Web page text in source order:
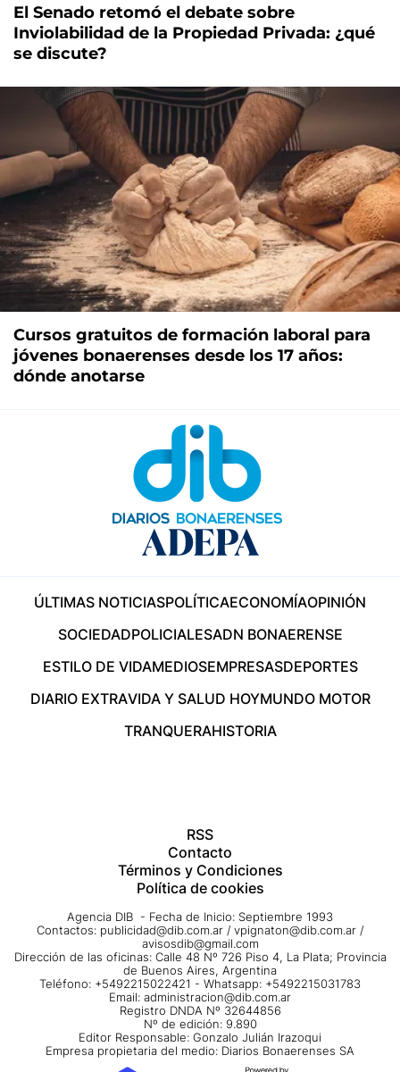
El Senado retomó el debate sobre
Inviolabilidad de la Propiedad Privada: ¿qué
se discute?
Cursos gratuitos de formación laboral para
jóvenes bonaerenses desde los 17 años:
dónde anotarse
ÚLTIMAS NOTICIASPOLÍTICAECONOMÍAOPINIÓN
SOCIEDADPOLICIALESADN BONAERENSE
ESTILO DE VIDAMEDIOSEMPRESASDEPORTES
DIARIO EXTRAVIDA Y SALUD HOYMUNDO MOTOR
TRANQUERAHISTORIA
RSS
Contacto
Términos y Condiciones
Política de cookies
Agencia DIB - Fecha de Inicio: Septiembre 1993
Contactos: publicidad@dib.com.ar / vpignaton@dib.com.ar /
avisosdib@gmail.com
Dirección de las oficinas: Calle 48 Nº 726 Piso 4, La Plata; Provincia
de Buenos Aires, Argentina
Teléfono: +5492215022421 - Whatsapp: +5492215031783
Email: administracion@dib.com.ar
Registro DNDA Nº 32644856
Nº de edición: 9.890
Editor Responsable: Gonzalo Julián Irazoqui
Empresa propietaria del medio: Diarios Bonaerenses SA